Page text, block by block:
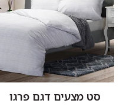
סט מצעים דגם פרגו